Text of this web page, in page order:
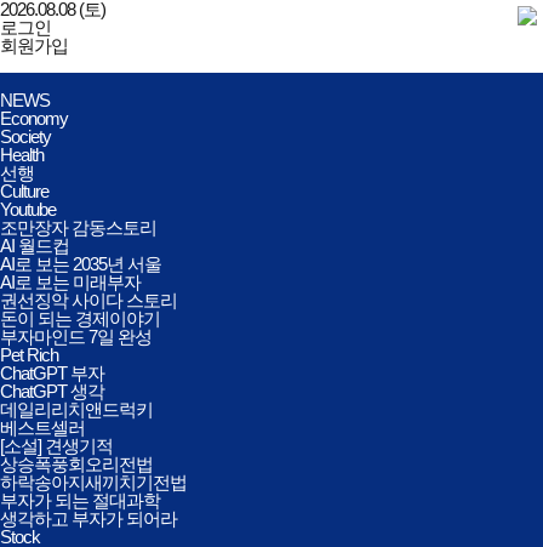
2026.08.08 (토)
로그인
회원가입
데일리리치앤드럭키
전체메뉴
열기/
닫기
NEWS
Economy
Society
Health
선행
Culture
Youtube
조만장자 감동스토리
AI 월드컵
AI로 보는 2035년 서울
AI로 보는 미래부자
권선징악 사이다 스토리
돈이 되는 경제이야기
부자마인드 7일 완성
Pet Rich
ChatGPT 부자
ChatGPT 생각
데일리리치앤드럭키
베스트셀러
[소설] 견생기적
상승폭풍회오리전법
하락송아지새끼치기전법
부자가 되는 절대과학
생각하고 부자가 되어라
Stock